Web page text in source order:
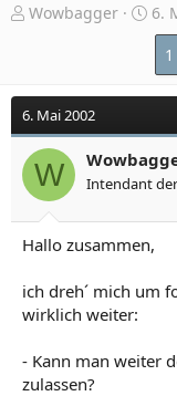
E
e
l
l
e
Wowbagger
E
r
t
e
l
t
a
6.
1
6. Mai 2002
W Intendant
Hallo zusammen,
ich dreh´ mich um
wirklich weiter:
- Kann man weiter
zulassen?